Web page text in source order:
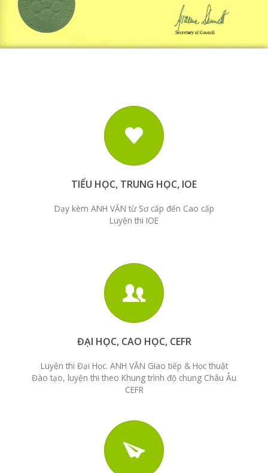
TIỂU HỌC, TRUNG HỌC, IOE
Dạy kèm ANH VĂN từ Sơ cấp đến Cao cấp
Luyện thi IOE
ĐẠI HỌC, CAO HỌC, CEFR
Luyện thi Đại Học. ANH VĂN Giao tiếp & Học thuật
Đào tạo, luyện thi theo Khung trình độ chung Châu Âu
CEFR